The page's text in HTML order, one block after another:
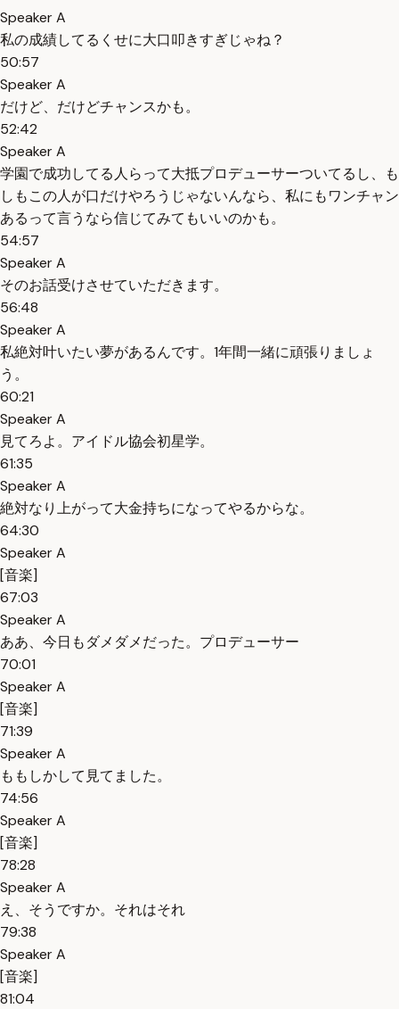
Speaker A
私の成績してるくせに大口叩きすぎじゃね？
50:57
Speaker A
だけど、だけどチャンスかも。
52:42
Speaker A
学園で成功してる人らって大抵プロデューサーついてるし、も
しもこの人が口だけやろうじゃないんなら、私にもワンチャン
あるって言うなら信じてみてもいいのかも。
54:57
Speaker A
そのお話受けさせていただきます。
56:48
Speaker A
私絶対叶いたい夢があるんです。1年間一緒に頑張りましょ
う。
60:21
Speaker A
見てろよ。アイドル協会初星学。
61:35
Speaker A
絶対なり上がって大金持ちになってやるからな。
64:30
Speaker A
[音楽]
67:03
Speaker A
ああ、今日もダメダメだった。プロデューサー
70:01
Speaker A
[音楽]
71:39
Speaker A
ももしかして見てました。
74:56
Speaker A
[音楽]
78:28
Speaker A
え、そうですか。それはそれ
79:38
Speaker A
[音楽]
81:04